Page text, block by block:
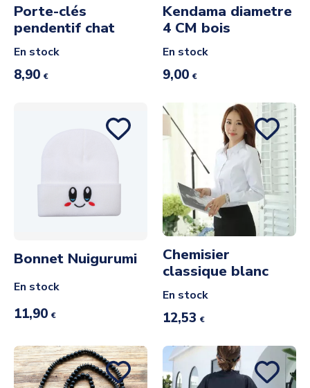
Porte-clés
pendentif chat
En stock
8,90 €
Kendama diametre
4 CM bois
En stock
9,00 €
Bonnet Nuigurumi
En stock
11,90 €
Chemisier
classique blanc
En stock
12,53 €